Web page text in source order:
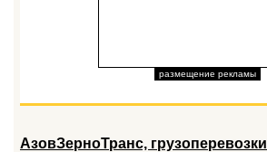
размещение рекламы
АзовЗерноТранс, грузоперевозки